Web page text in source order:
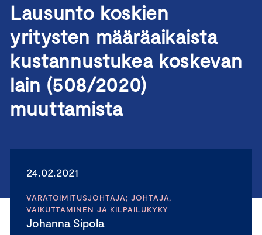
Lausunto koskien
yritysten määräaikaista
kustannustukea koskevan
lain (508/2020)
muuttamista
24.02.2021
VARATOIMITUSJOHTAJA; JOHTAJA,
VAIKUTTAMINEN JA KILPAILUKYKY
Johanna Sipola